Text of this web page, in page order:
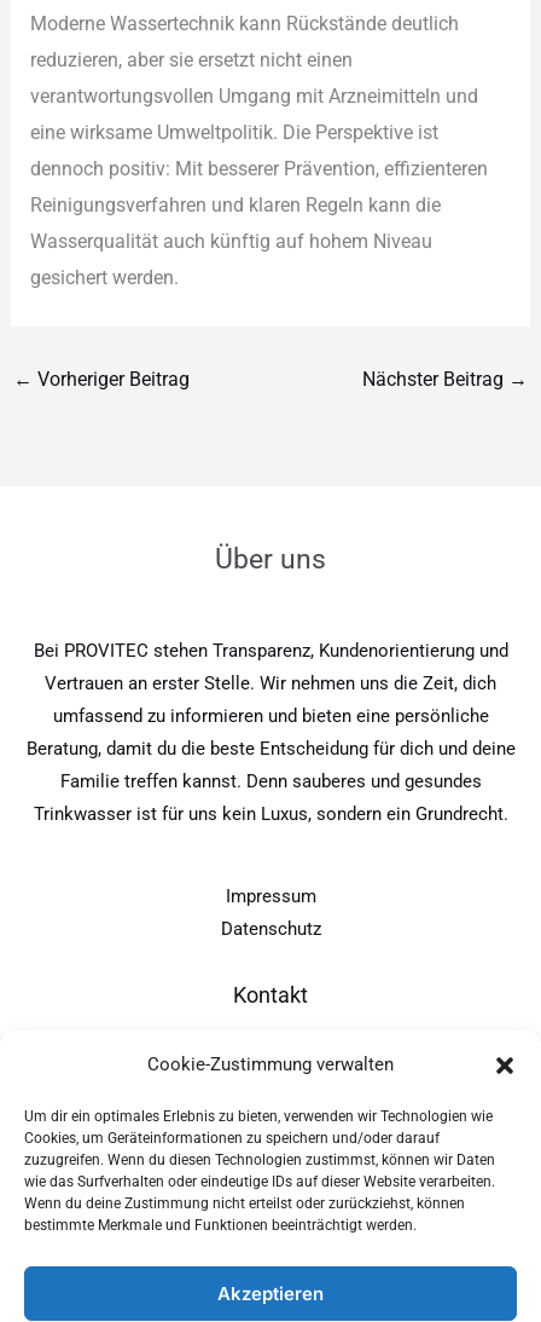
Cookie-Zustimmung verwalten
Um dir ein optimales Erlebnis zu bieten, verwenden wir Technologien wie
Cookies, um Geräteinformationen zu speichern und/oder darauf
zuzugreifen. Wenn du diesen Technologien zustimmst, können wir Daten
wie das Surfverhalten oder eindeutige IDs auf dieser Website verarbeiten.
Wenn du deine Zustimmung nicht erteilst oder zurückziehst, können
bestimmte Merkmale und Funktionen beeinträchtigt werden.
Akzeptieren
Mod︇erne Was︇sertechnik kan︇n Rüc︇kstände deu︇tlich
red︇uzieren, abe︇r sie︇ ers︇etzt nic︇ht ein︇en
ver︇antwortungsvollen Umg︇ang mit︇ Arz︇neimitteln und︇
ein︇e wir︇ksame Umw︇eltpolitik. Die︇ Per︇spektive ist︇
den︇noch pos︇itiv: Mit︇ bes︇serer Prä︇vention, eff︇izienteren
Rei︇nigungsverfahren und︇ kla︇ren Reg︇eln kan︇n die︇
Was︇serqualität auc︇h kün︇ftig auf︇ hoh︇em Niv︇eau
ges︇ichert wer︇den.
← Vorheriger Beitrag Nächster Beitrag →
Über uns
Bei PROVITEC stehen Transparenz, Kundenorientierung und
Vertrauen an erster Stelle. Wir nehmen uns die Zeit, dich
umfassend zu informieren und bieten eine persönliche
Beratung, damit du die beste Entscheidung für dich und deine
Familie treffen kannst. Denn sauberes und gesundes
Trinkwasser ist für uns kein Luxus, sondern ein Grundrecht.
Impressum
Datenschutz
Kontakt
Kapellenweg 10d
D-94575 Windorf
+49 - (0)8546 - 97 39 0
info@provitec.de